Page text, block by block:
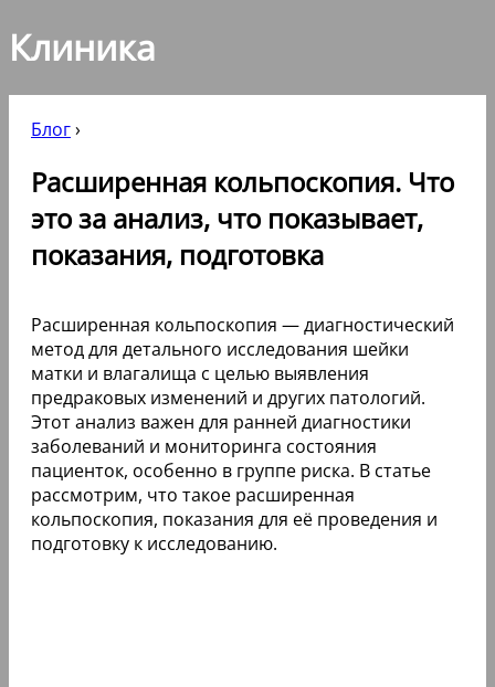
Клиника
Блог›
Расширенная кольпоскопия. Что
это за анализ, что показывает,
показания, подготовка
Расширенная кольпоскопия — диагностический
метод для детального исследования шейки
матки и влагалища с целью выявления
предраковых изменений и других патологий.
Этот анализ важен для ранней диагностики
заболеваний и мониторинга состояния
пациенток, особенно в группе риска. В статье
рассмотрим, что такое расширенная
кольпоскопия, показания для её проведения и
подготовку к исследованию.